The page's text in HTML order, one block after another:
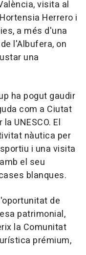
visita al
Herrero i
a més d'una
l'Albufera, on
una
ha pogut gaudir
com a Ciutat
UNESCO. El
nàutica per
i una visita
el seu
blanques.
de
patrimonial,
la Comunitat
prémium,